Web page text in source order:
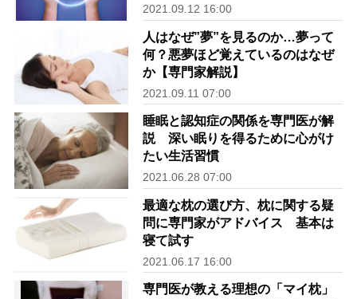
2021.09.12 16:00
人はなぜ”夢”を見るのか…夢って
何？悪夢ほど覚えているのはなぜ
か【専門家解説】
2021.09.11 07:00
睡眠と認知症の関係を専門医が解
説 深い眠りを得るために心がけ
たい生活習慣
2021.06.28 07:00
最適な枕の選び方、枕に関する疑
問に専門家がアドバイス 基本は
寝て試す
2021.06.17 16:00
専門医が教える理想の「マイ枕」